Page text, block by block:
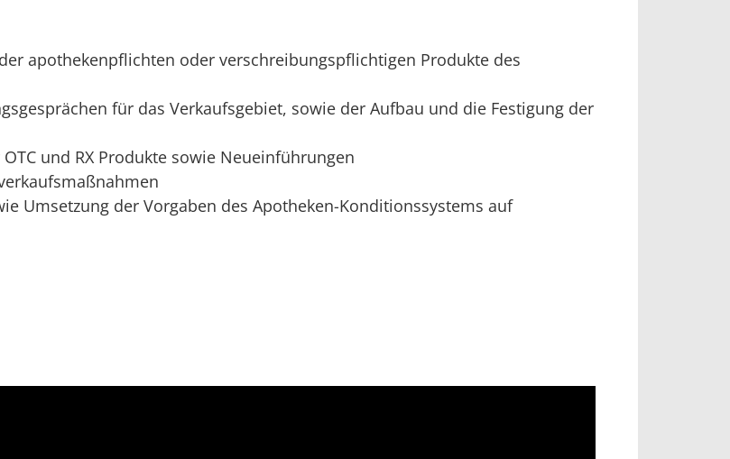
apothekenpflichten oder verschreibungspflichtigen Produkte des
für das Verkaufsgebiet, sowie der Aufbau und die Festigung der
und RX Produkte sowie Neueinführungen
Umsetzung der Vorgaben des Apotheken-Konditionssystems auf